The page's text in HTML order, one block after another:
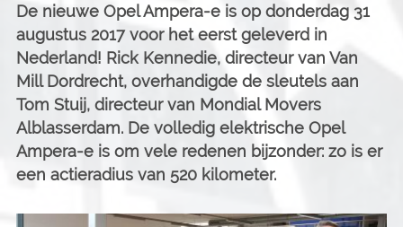
De nieuwe Opel Ampera-e is op donderdag 31
augustus 2017 voor het eerst geleverd in
Nederland! Rick Kennedie, directeur van Van
Mill Dordrecht, overhandigde de sleutels aan
Tom Stuij, directeur van Mondial Movers
Alblasserdam. De volledig elektrische Opel
Ampera-e is om vele redenen bijzonder: zo is er
een actieradius van 520 kilometer.